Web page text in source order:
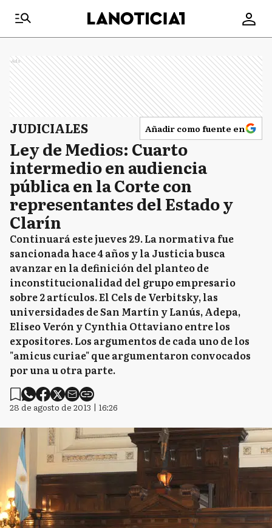
Ads
JUDICIALES Añadir como fuente en
Ley de Medios: Cuarto
intermedio en audiencia
pública en la Corte con
representantes del Estado y
Clarín
Continuará este jueves 29. La normativa fue
sancionada hace 4 años y la Justicia busca
avanzar en la definición del planteo de
inconstitucionalidad del grupo empresario
sobre 2 artículos. El Cels de Verbitsky, las
universidades de San Martín y Lanús, Adepa,
Eliseo Verón y Cynthia Ottaviano entre los
expositores. Los argumentos de cada uno de los
"amicus curiae" que argumentaron convocados
por una u otra parte.
28 de agosto de 2013 | 16:26